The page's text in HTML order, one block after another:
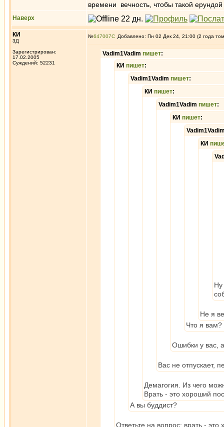
времени вечность, чтобы такой
Наверх
КИ
3Д
Зарегистрирован:
17.02.2005
Суждений: 52231
№647007 Добавлено: Пн 02 Дек 24, 21:00 (2 года
Vadim1Vadim пишет:
КИ пишет:
Vadim1Vadim пишет:
КИ пишет:
Vadim1Vadim пишет:
КИ пишет:
КИ
Ну
Не я
Что я вам?
Ошибки у вас,
Вас не отпускает,
Демагогия. Из чего
Врать - это хороший
А вы буддист?
Ответьте на вопрос: врать -